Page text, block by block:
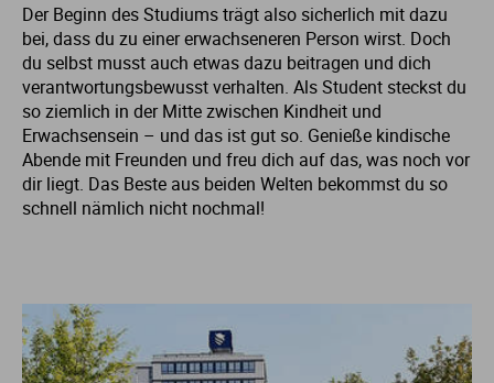
Der Beginn des Studiums trägt also sicherlich mit dazu
bei, dass du zu einer erwachseneren Person wirst. Doch
du selbst musst auch etwas dazu beitragen und dich
verantwortungsbewusst verhalten. Als Student steckst du
so ziemlich in der Mitte zwischen Kindheit und
Erwachsensein – und das ist gut so. Genieße kindische
Abende mit Freunden und freu dich auf das, was noch vor
dir liegt. Das Beste aus beiden Welten bekommst du so
schnell nämlich nicht nochmal!